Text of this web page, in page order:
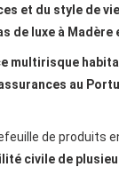
et du style de
de luxe à Madère
multirisque
au
de produits
civile de